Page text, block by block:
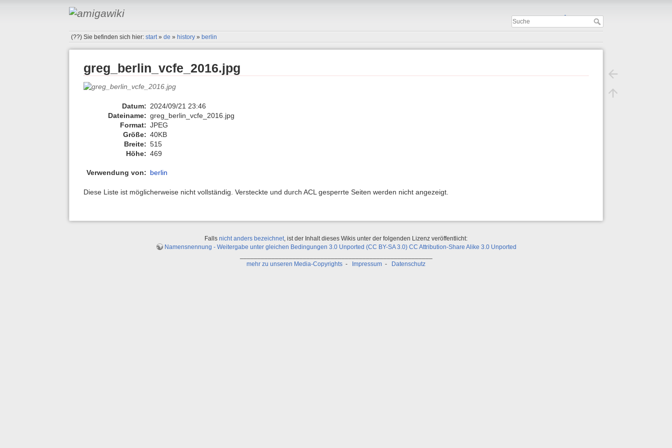
Important
(??)Sie befinden sich hier:start »de »history »berlin
greg_berlin_vcfe_2016.jpg
Datum: 2024/09/21 23:46
Dateiname: greg_berlin_vcfe_2016.jpg
Format: JPEG
Größe: 40KB
Breite: 515
Höhe: 469
Verwendung von: berlin
Diese Liste ist möglicherweise nicht vollständig. Versteckte und durch ACL gesperrte Seiten werden nicht angezeigt.
Falls nicht anders bezeichnet, ist der Inhalt dieses Wikis unter der folgenden Lizenz veröffentlicht:
Namensnennung - Weitergabe unter gleichen Bedingungen 3.0 Unported (CC BY-SA 3.0) CC Attribution-Share Alike 3.0 Unported
mehr zu unseren Media-Copyrights - Impressum - Datenschutz